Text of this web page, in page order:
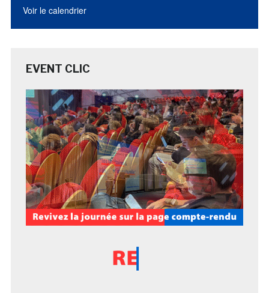
Voir le calendrier
EVENT CLIC